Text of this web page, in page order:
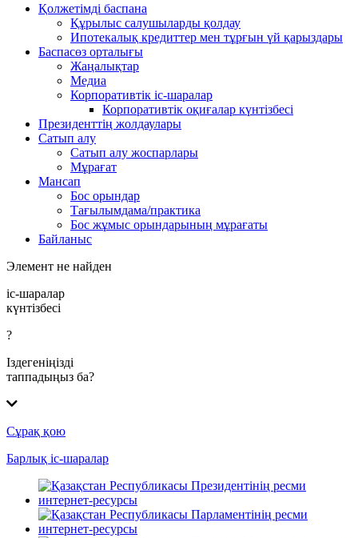
Қолжетімді баспана
Құрылыс салушыларды қолдау
Ипотекалық кредиттер мен тұрғын үй қарыздары
Баспасөз орталығы
Жаңалықтар
Медиа
Корпоративтік іс-шаралар
Корпоративтік оқиғалар күнтізбесі
Президенттің жолдаулары
Сатып алу
Сатып алу жоспарлары
Мұрағат
Мансап
Бос орындар
Тағылымдама/практика
Бос жұмыс орындарының мұрағаты
Байланыс
Элемент не найден
іс-шаралар
күнтізбесі
?
Іздегеніңізді
таппадыңыз ба?
Сұрақ қою
Барлық іс-шаралар